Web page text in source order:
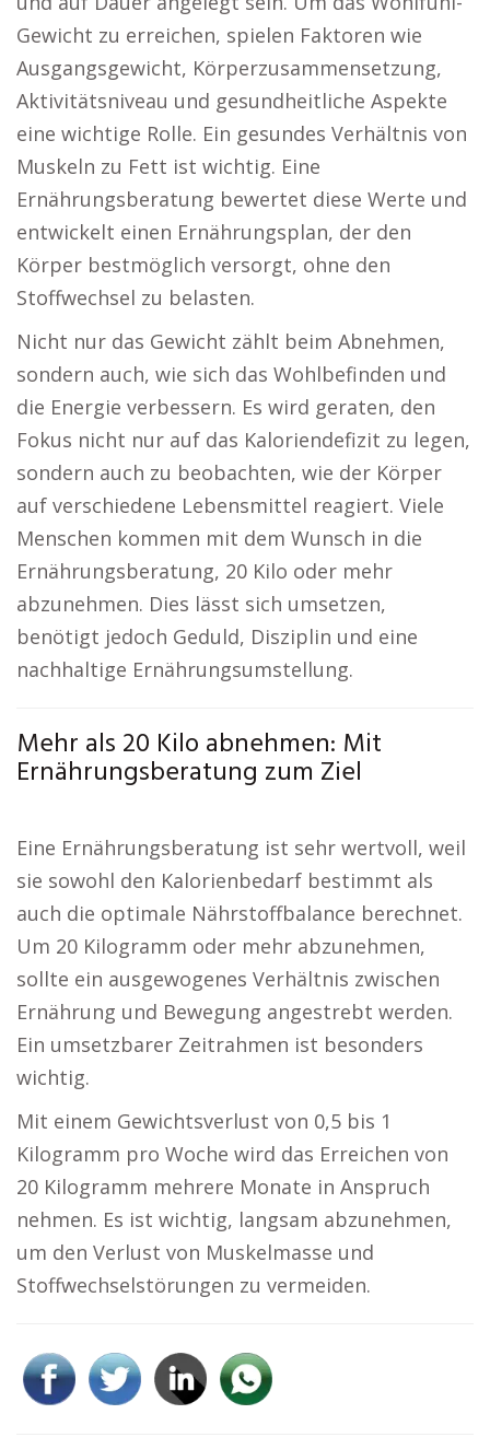
Gewicht zu erreichen, spielen Faktoren wie
Ausgangsgewicht, Körperzusammensetzung,
Aktivitätsniveau und gesundheitliche Aspekte
eine wichtige Rolle. Ein gesundes Verhältnis von
Muskeln zu Fett ist wichtig. Eine
Ernährungsberatung bewertet diese Werte und
entwickelt einen Ernährungsplan, der den
Körper bestmöglich versorgt, ohne den
Stoffwechsel zu belasten.
Nicht nur das Gewicht zählt beim Abnehmen,
sondern auch, wie sich das Wohlbefinden und
die Energie verbessern. Es wird geraten, den
Fokus nicht nur auf das Kaloriendefizit zu legen,
sondern auch zu beobachten, wie der Körper
auf verschiedene Lebensmittel reagiert. Viele
Menschen kommen mit dem Wunsch in die
Ernährungsberatung, 20 Kilo oder mehr
abzunehmen. Dies lässt sich umsetzen,
benötigt jedoch Geduld, Disziplin und eine
nachhaltige Ernährungsumstellung.
Mehr als 20 Kilo abnehmen: Mit
Ernährungsberatung zum Ziel
Eine Ernährungsberatung ist sehr wertvoll, weil
sie sowohl den Kalorienbedarf bestimmt als
auch die optimale Nährstoffbalance berechnet.
Um 20 Kilogramm oder mehr abzunehmen,
sollte ein ausgewogenes Verhältnis zwischen
Ernährung und Bewegung angestrebt werden.
Ein umsetzbarer Zeitrahmen ist besonders
wichtig.
Mit einem Gewichtsverlust von 0,5 bis 1
Kilogramm pro Woche wird das Erreichen von
20 Kilogramm mehrere Monate in Anspruch
nehmen. Es ist wichtig, langsam abzunehmen,
um den Verlust von Muskelmasse und
Stoffwechselstörungen zu vermeiden.